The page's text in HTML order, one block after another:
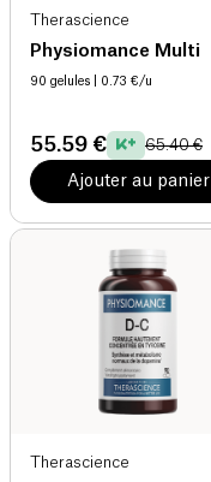
Therascience
Physiomance Multi
90 gelules | 0.73 €/u
55.59 € 65.40 €
Ajouter au panier
Therascience